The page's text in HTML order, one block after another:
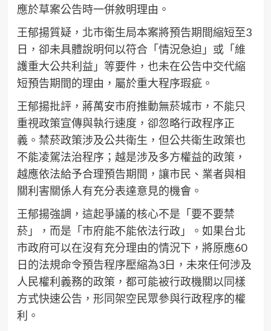
應於草案公告時一併敘明理由。
王郁揚質疑，北市衛生局本案將預告期間縮短至3
日，卻未具體說明何以符合「情況急迫」或「維
護重大公共利益」等要件，也未在公告中交代縮
短預告期間的理由，屬於重大程序瑕疵。
王郁揚批評，蔣萬安市府推動無菸城市，不能只
重視政策宣傳與執行速度，卻忽略行政程序正
義。禁菸政策涉及公共衛生，但公共衛生政策也
不能凌駕法治程序；越是涉及多方權益的政策，
越應依法給予合理預告期間，讓市民、業者與相
關利害關係人有充分表達意見的機會。
王郁揚強調，這起爭議的核心不是「要不要禁
菸」，而是「市府能不能依法行政」。如果台北
市政府可以在沒有充分理由的情況下，將原應60
日的法規命令預告程序壓縮為3日，未來任何涉及
人民權利義務的政策，都可能被行政機關以同樣
方式快速公告，形同架空民眾參與行政程序的權
利。